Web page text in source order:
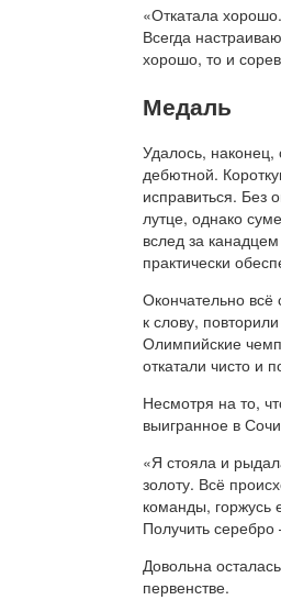
«Откатала
Всегда
хорошо, то и
Медаль
Удалось,
дебютной.
исправиться. Без
лутце, однако
вслед за
практически
Окончательно
к слову,
Олимпийские
откатали чисто и
Несмотря на то,
выигранное в
«Я стояла и
золоту. Всё
команды, горжусь
Получить
Довольна
первенстве.